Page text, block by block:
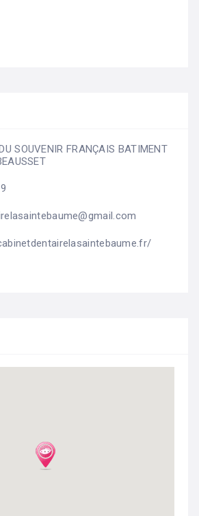
SOUVENIR FRANÇAIS BATIMENT